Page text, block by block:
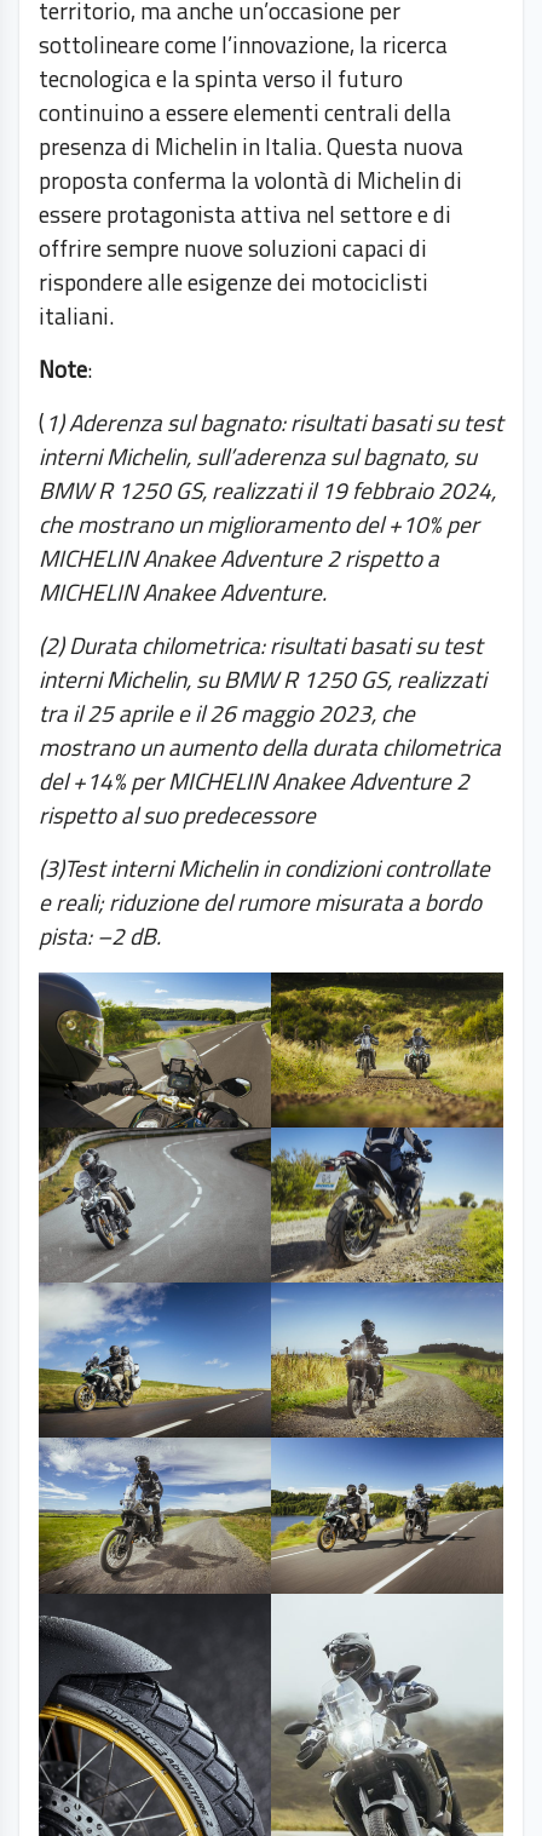
territorio, ma anche un’occasione per
sottolineare come l’innovazione, la ricerca
tecnologica e la spinta verso il futuro
continuino a essere elementi centrali della
presenza di Michelin in Italia. Questa nuova
proposta conferma la volontà di Michelin di
essere protagonista attiva nel settore e di
offrire sempre nuove soluzioni capaci di
rispondere alle esigenze dei motociclisti
italiani.
Note:
(1) Aderenza sul bagnato: risultati basati su test
interni Michelin, sull’aderenza sul bagnato, su
BMW R 1250 GS, realizzati il 19 febbraio 2024,
che mostrano un miglioramento del +10% per
MICHELIN Anakee Adventure 2 rispetto a
MICHELIN Anakee Adventure.
(2) Durata chilometrica: risultati basati su test
interni Michelin, su BMW R 1250 GS, realizzati
tra il 25 aprile e il 26 maggio 2023, che
mostrano un aumento della durata chilometrica
del +14% per MICHELIN Anakee Adventure 2
rispetto al suo predecessore
(3)Test interni Michelin in condizioni controllate
e reali; riduzione del rumore misurata a bordo
pista: –2 dB.